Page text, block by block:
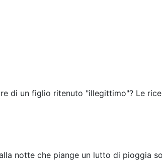
di un figlio ritenuto "illegittimo"? Le
notte che piange un lutto di pioggia